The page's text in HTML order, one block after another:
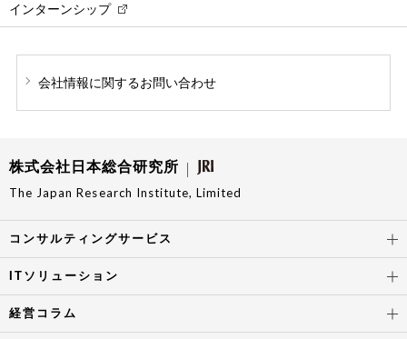
インターンシップ
会社情報に関するお問い合わせ
株式会社日本総合研究所
The Japan Research Institute, Limited
コンサルティングサービス
ITソリューション
経営コラム